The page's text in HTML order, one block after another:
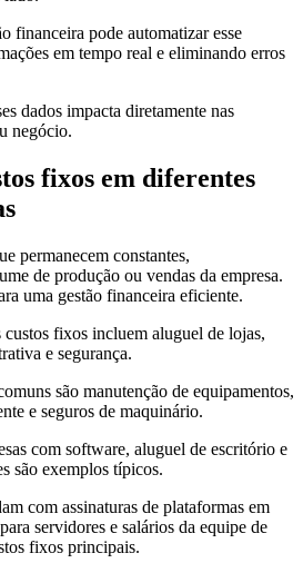
financeira pode automatizar esse
em tempo real e eliminando erros
dados impacta diretamente nas
negócio.
fixos em diferentes
permanecem constantes,
de produção ou vendas da empresa.
uma gestão financeira eficiente.
custos fixos incluem aluguel de lojas,
e segurança.
são manutenção de equipamentos,
e seguros de maquinário.
com software, aluguel de escritório e
são exemplos típicos.
com assinaturas de plataformas em
servidores e salários da equipe de
fixos principais.